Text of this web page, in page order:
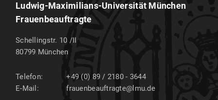
Ludwig-Maximilians-Universität München
Frauenbeauftragte
Schellingstr. 10 /II
80799 München
Telefon:
+49 (0) 89 / 2180 - 3644
E-Mail:
frauenbeauftragte@lmu.de